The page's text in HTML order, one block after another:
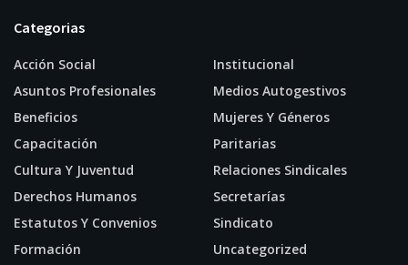
Categorias
Acción Social
Asuntos Profesionales
Beneficios
Capacitación
Cultura Y Juventud
Derechos Humanos
Estatutos Y Convenios
Formación
Institucional
Medios Autogestivos
Mujeres Y Géneros
Paritarias
Relaciones Sindicales
Secretarías
Sindicato
Uncategorized